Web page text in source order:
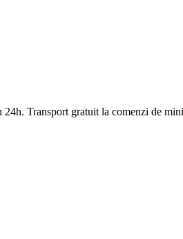
Transport gratuit la comenzi de